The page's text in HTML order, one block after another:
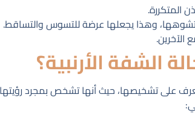
المتكررة.
وهذا يجعلها عرضة للتسوس والتساقط.
الشفة الأرنبية؟
على تشخيصها، حيث أنها تشخص بمجرد